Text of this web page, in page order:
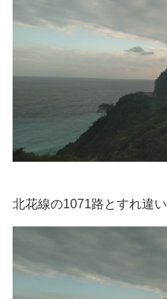
北花線の1071路とすれ違い